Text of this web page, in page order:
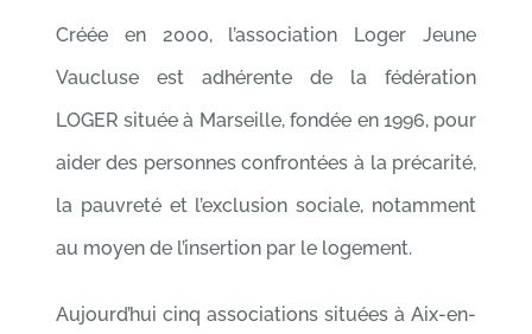
Créée en 2000, l’association Loger Jeune
Vaucluse est adhérente de la fédération
LOGER située à Marseille, fondée en 1996, pour
aider des personnes confrontées à la précarité,
la pauvreté et l’exclusion sociale, notamment
au moyen de l’insertion par le logement.
Aujourd’hui cinq associations situées à Aix-en-